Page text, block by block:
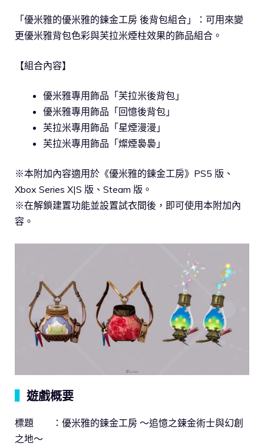
「優米雅的優米雅的鍊金工房 後背包組合」：可用來變
更優米雅背包色彩與芙拉米煙柱效果的飾品組合。
【組合內容】
優米雅專用飾品「芙拉米後背包」
優米雅專用飾品「回憶後背包」
芙拉米專用飾品「星煙漫漫」
芙拉米專用飾品「燦煙裊裊」
※本附加內容適用於《優米雅的鍊金工房》PS5 版、
Xbox Series X|S 版、Steam 版。
※在解鎖建置功能並設置試衣間後，即可使用本附加內
容。
遊戲概要
標題 ：優米雅的鍊金工房 ～追憶之鍊金術士與幻創
之地～